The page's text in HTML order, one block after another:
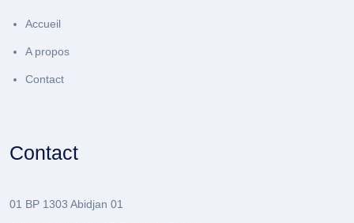
Accueil
A propos
Contact
Contact
01 BP 1303 Abidjan 01